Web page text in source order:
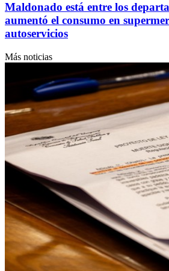
Maldonado está entre los
aumentó el consumo en
autoservicios
Más noticias